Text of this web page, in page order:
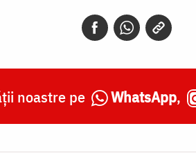
noastre pe WhatsApp,